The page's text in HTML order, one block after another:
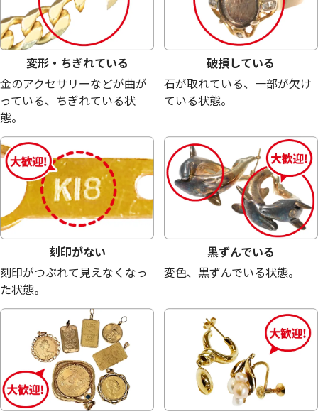
18金 (K18) メガネ
23.6g
参考買取価格
530,300円
18金 (K18) メガネ
22.7g
参考買取価格
510,100円
変形・ちぎれている
金のアクセサリーなどが曲が
っている、ちぎれている状
態。
破損している
石が取れている、一部が欠け
ている状態。
刻印がない
刻印がつぶれて見えなくなっ
た状態。
黒ずんでいる
変色、黒ずんでいる状態。